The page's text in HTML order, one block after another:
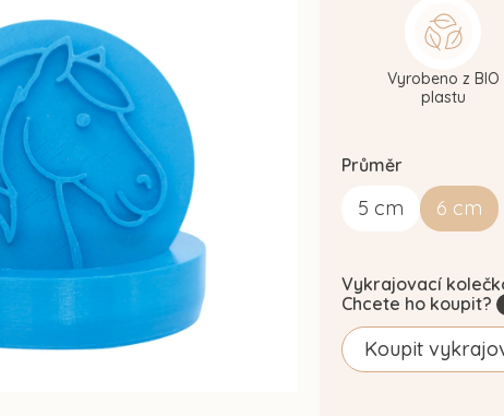
Průměr
5 cm 6 cm
Vyrobeno z BIO
plastu
Vykrajovací
Chcete ho koupit?
Koupit